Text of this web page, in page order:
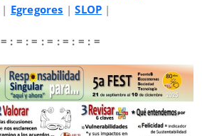
| Egregores |SLOP |
: = : = : = : = : = : =